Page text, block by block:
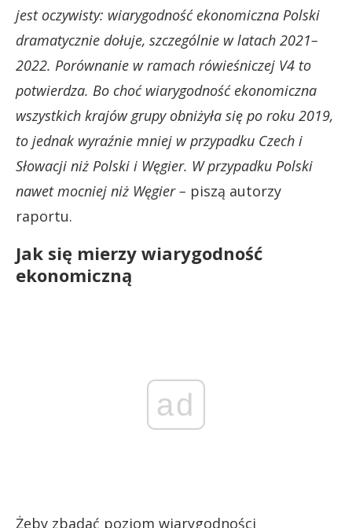
jest oczywisty: wiarygodność ekonomiczna Polski
dramatycznie dołuje, szczególnie w latach 2021–
2022. Porównanie w ramach rówieśniczej V4 to
potwierdza. Bo choć wiarygodność ekonomiczna
wszystkich krajów grupy obniżyła się po roku 2019,
to jednak wyraźnie mniej w przypadku Czech i
Słowacji niż Polski i Węgier. W przypadku Polski
nawet mocniej niż Węgier – piszą autorzy
raportu.
Jak się mierzy wiarygodność
ekonomiczną
ad
Żeby zbadać poziom wiarygodności